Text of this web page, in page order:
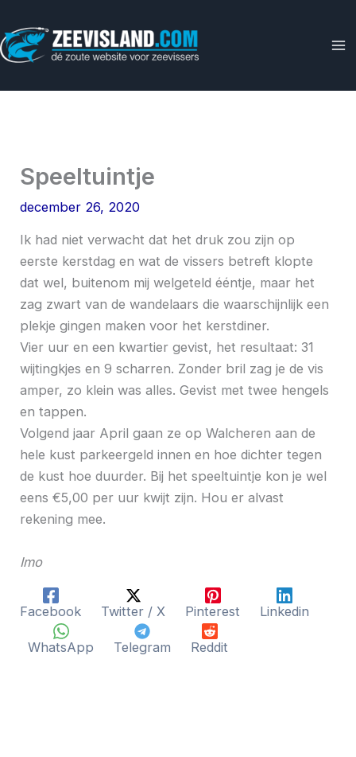
naar
de
Speeltuintje
december 26, 2020
Ik had niet verwacht dat het druk zou zijn op
eerste kerstdag en wat de vissers betreft klopte
dat wel, buitenom mij welgeteld ééntje, maar het
zag zwart van de wandelaars die waarschijnlijk een
plekje gingen maken voor het kerstdiner.
Vier uur en een kwartier gevist, het resultaat: 31
wijtingkjes en 9 scharren. Zonder bril zag je de vis
amper, zo klein was alles. Gevist met twee hengels
en tappen.
Volgend jaar April gaan ze op Walcheren aan de
hele kust parkeergeld innen en hoe dichter tegen
de kust hoe duurder. Bij het speeltuintje kon je wel
eens €5,00 per uur kwijt zijn. Hou er alvast
rekening mee.
Imo
Facebook Twitter / X Pinterest Linkedin
WhatsApp Telegram Reddit